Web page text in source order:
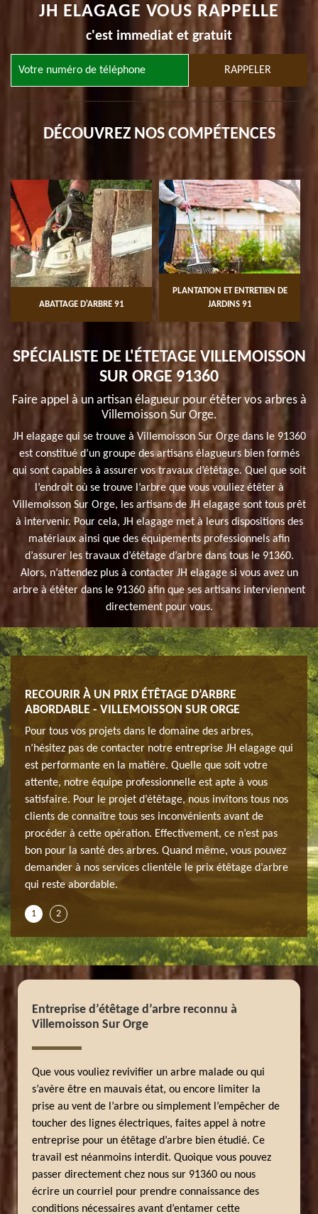
JH ELAGAGE VOUS RAPPELLE
c'est immediat et gratuit
DÉCOUVREZ NOS COMPÉTENCES
ABATTAGE D'ARBRE 91
PLANTATION ET ENTRETIEN DE
JARDINS 91
SPÉCIALISTE DE L'ÉTETAGE VILLEMOISSON
SUR ORGE 91360
Faire appel à un artisan élagueur pour étêter vos arbres à
Villemoisson Sur Orge.
JH elagage qui se trouve à Villemoisson Sur Orge dans le 91360
est constitué d’un groupe des artisans élagueurs bien formés
qui sont capables à assurer vos travaux d’étêtage. Quel que soit
l’endroit où se trouve l’arbre que vous vouliez étêter à
Villemoisson Sur Orge, les artisans de JH elagage sont tous prêt
à intervenir. Pour cela, JH elagage met à leurs dispositions des
matériaux ainsi que des équipements professionnels afin
d’assurer les travaux d’étêtage d’arbre dans tous le 91360.
Alors, n’attendez plus à contacter JH elagage si vous avez un
arbre à étêter dans le 91360 afin que ses artisans interviennent
directement pour vous.
RECOURIR À UN PRIX ÉTÊTAGE D’ARBRE
ABORDABLE - VILLEMOISSON SUR ORGE
Pour tous vos projets dans le domaine des arbres,
n’hésitez pas de contacter notre entreprise JH elagage qui
est performante en la matière. Quelle que soit votre
attente, notre équipe professionnelle est apte à vous
satisfaire. Pour le projet d’étêtage, nous invitons tous nos
clients de connaître tous ses inconvénients avant de
procéder à cette opération. Effectivement, ce n’est pas
bon pour la santé des arbres. Quand même, vous pouvez
demander à nos services clientèle le prix étêtage d’arbre
qui reste abordable.
1 2
Entreprise d’étêtage d’arbre reconnu à
Villemoisson Sur Orge
Que vous vouliez revivifier un arbre malade ou qui
s’avère être en mauvais état, ou encore limiter la
prise au vent de l’arbre ou simplement l’empêcher de
toucher des lignes électriques, faites appel à notre
entreprise pour un étêtage d’arbre bien étudié. Ce
travail est néanmoins interdit. Quoique vous pouvez
passer directement chez nous sur 91360 ou nous
écrire un courriel pour prendre connaissance des
conditions nécessaires avant d’entamer cette